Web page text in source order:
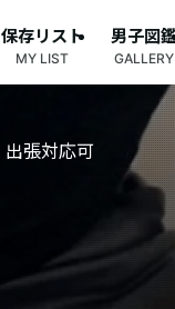
保存リスト
MY LIST
男子図
GALLERY
張対応可